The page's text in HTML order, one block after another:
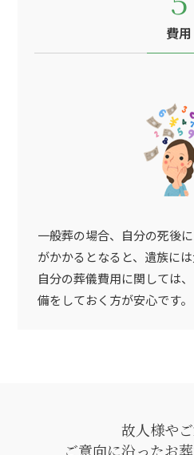
費用
一般葬の場合、自分の死後
がかかるとなると、遺族に
自分の葬儀費用に関しては
備をしておく方が安心です。
故人様や
ご意向に沿ったお